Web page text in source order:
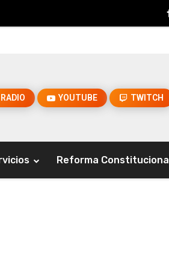
RADIO YOUTUBE TWITCH
Reforma Constitucional